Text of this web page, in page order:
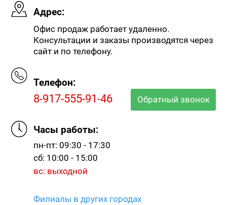
Адрес:
Офис продаж работает удаленно.
Консультации и заказы производятся через
сайт и по телефону.
Телефон:
8-917-555-91-46 Обратный звонок
Часы работы:
пн-пт: 09:30 - 17:30
сб: 10:00 - 15:00
вс: выходной
Филиалы в других городах